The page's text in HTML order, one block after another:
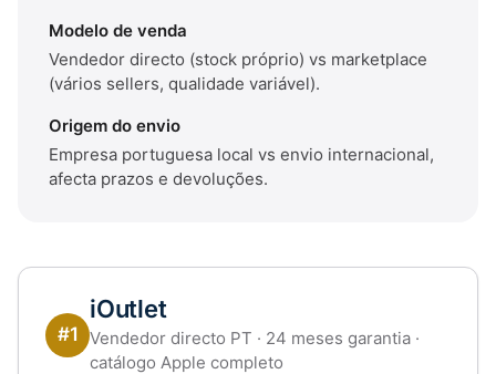
Modelo de venda
Vendedor directo (stock próprio) vs marketplace
(vários sellers, qualidade variável).
Origem do envio
Empresa portuguesa local vs envio internacional,
afecta prazos e devoluções.
#1
iOutlet
Vendedor directo PT · 24 meses garantia ·
catálogo Apple completo